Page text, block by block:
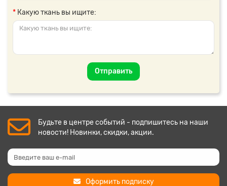
Какую ткань вы ищите:
Отправить
Будьте в центре событий - подпишитесь на наши
новости! Новинки, скидки, акции.
Оформить подписку